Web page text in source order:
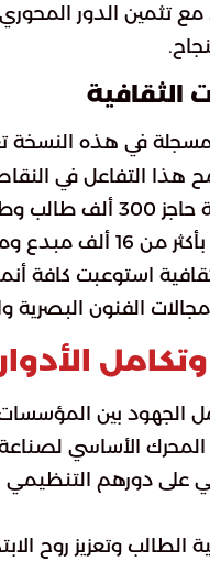
التي قدمتها طالبات
الثقافية
في هذه
هذا التفاعل في النقاط
ومبدعة.
استوعبت كافة
الفنون البصرية
بين المؤسسات
المحرك الأساسي
على دورهم
وتعزيز روح